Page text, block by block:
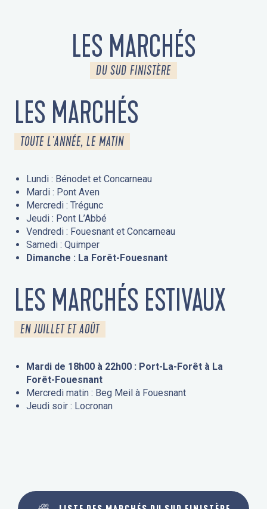
LES MARCHÉS
DU SUD FINISTÈRE
LES MARCHÉS
TOUTE L'ANNÉE, LE MATIN
Lundi : Bénodet et Concarneau
Mardi : Pont Aven
Mercredi : Trégunc
Jeudi : Pont L’Abbé
Vendredi : Fouesnant et Concarneau
Samedi : Quimper
Dimanche : La Forêt-Fouesnant
LES MARCHÉS ESTIVAUX
EN JUILLET ET AOÛT
Mardi de 18h00 à 22h00 : Port-La-Forêt à La
Forêt-Fouesnant
Mercredi matin : Beg Meil à Fouesnant
Jeudi soir : Locronan